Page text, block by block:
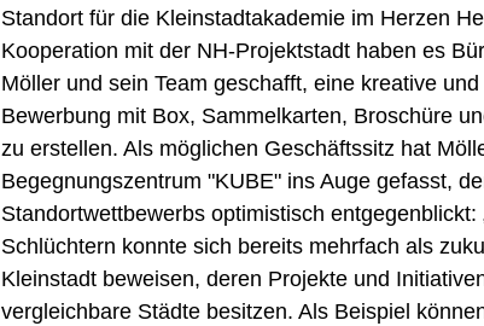
Standort für die Kleinstadtakademie im Herzen
Kooperation mit der NH-Projektstadt haben es
Möller und sein Team geschafft, eine kreative
Bewerbung mit Box, Sammelkarten, Broschüre
zu erstellen. Als möglichen Geschäftssitz hat
Begegnungszentrum "KUBE" ins Auge gefasst,
Standortwettbewerbs optimistisch entgegenblickt:
Schlüchtern konnte sich bereits mehrfach als
Kleinstadt beweisen, deren Projekte und
vergleichbare Städte besitzen. Als Beispiel